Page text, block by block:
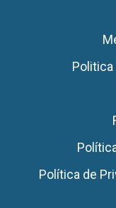
Politica
Política de